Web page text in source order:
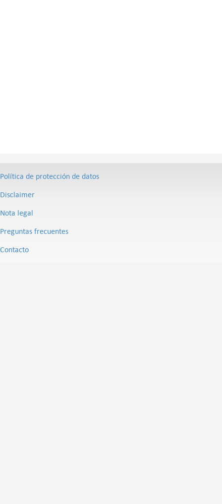
Política de protección de datos
Disclaimer
Nota legal
Preguntas frecuentes
Contacto